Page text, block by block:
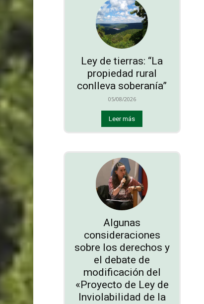
Ley de tierras: “La
propiedad rural
conlleva soberanía”
05/08/2026
Leer más
Algunas
consideraciones
sobre los derechos y
el debate de
modificación del
«Proyecto de Ley de
Inviolabilidad de la